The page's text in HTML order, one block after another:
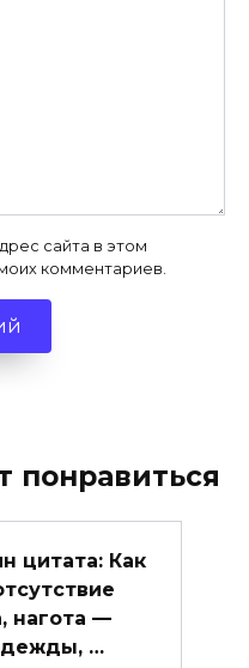
сайта в этом
комментариев.
понравиться
цитата: Как
нагота —
…